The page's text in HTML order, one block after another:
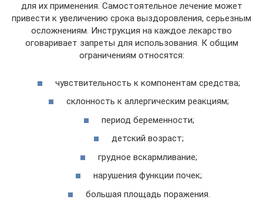
для их применения. Самостоятельное лечение может
привести к увеличению срока выздоровления, серьезным
осложнениям. Инструкция на каждое лекарство
оговаривает запреты для использования. К общим
ограничениям относятся:
чувствительность к компонентам средства;
склонность к аллергическим реакциям;
период беременности;
детский возраст;
грудное вскармливание;
нарушения функции почек;
большая площадь поражения.